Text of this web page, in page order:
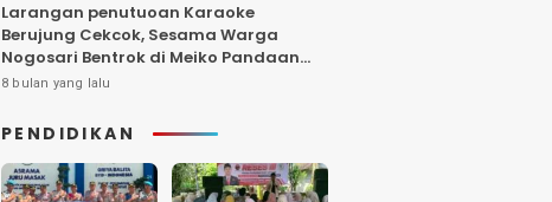
Larangan penutuoan Karaoke
Berujung Cekcok, Sesama Warga
Nogosari Bentrok di Meiko Pandaan
Hingga Larut Malam
8 bulan yang lalu
PENDIDIKAN